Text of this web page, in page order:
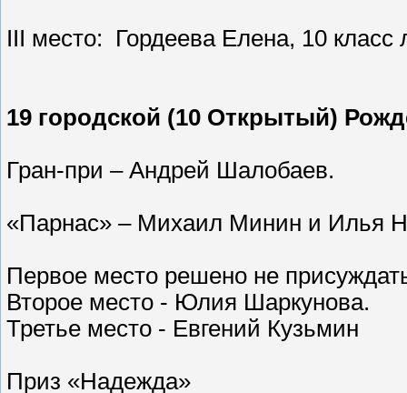
III место: Гордеева Елена, 10
19 городской (10 Открытый)
Гран-при – Андрей Шалобаев.
«Парнас» – Михаил Минин и Илья
Первое место решено не
Второе место - Юлия Шаркунова.
Третье место - Евгений Кузьмин
Приз «Надежда»